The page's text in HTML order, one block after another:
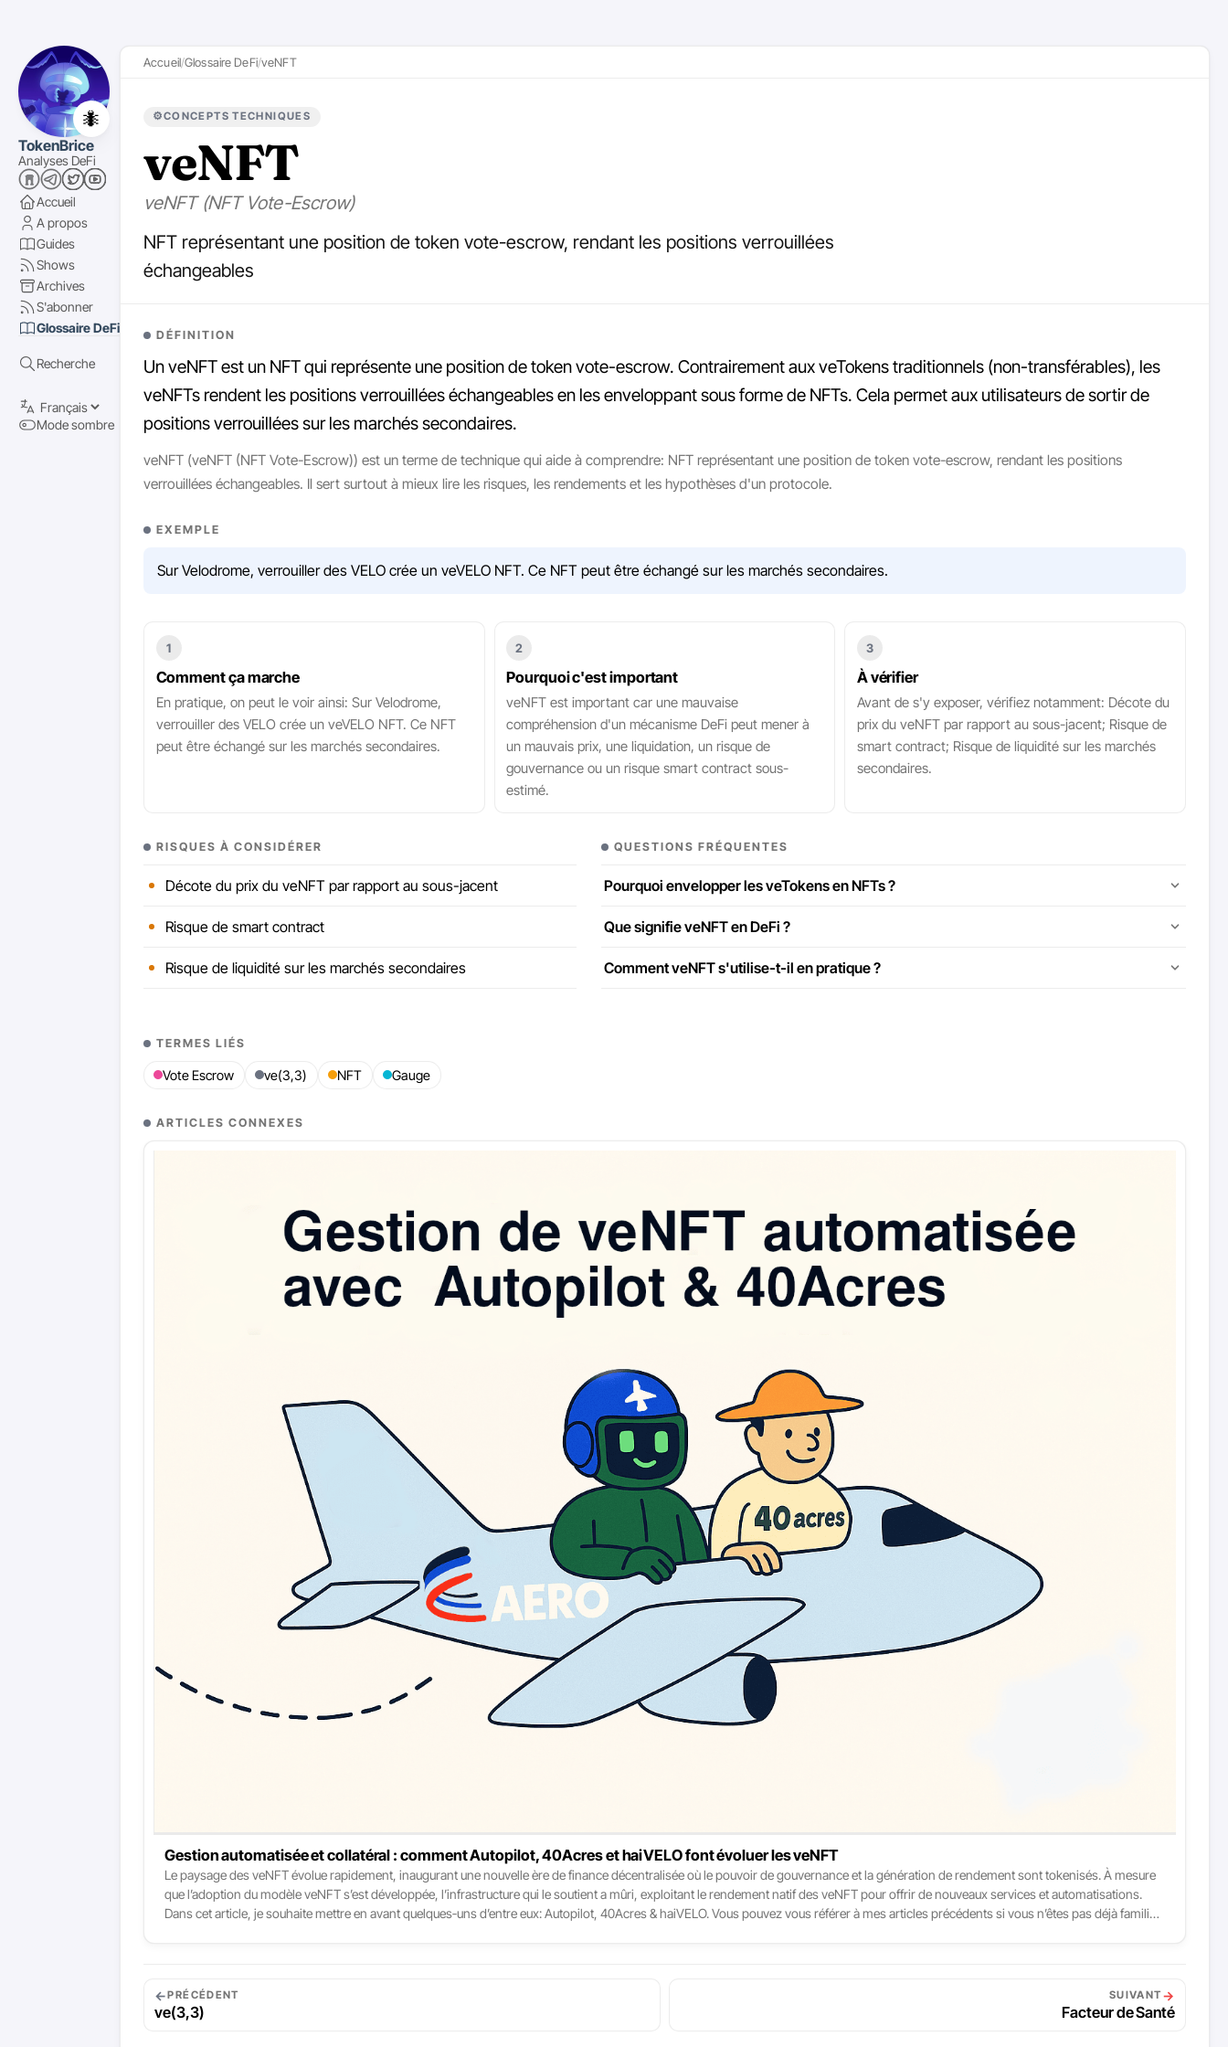
🐜
TokenBrice
Analyses DeFi
Accueil
A propos
Guides
Shows
Archives
S'abonner
Glossaire DeFi
Recherche
Mode sombre
Accueil Glossaire DeFi veNFT
⚙️CONCEPTS TECHNIQUES
veNFT
veNFT (NFT Vote-Escrow)
NFT représentant une position de token vote-escrow, rendant les positions verrouillées
échangeables
DÉFINITION
Un veNFT est un NFT qui représente une position de token vote-escrow. Contrairement aux veTokens traditionnels (non-transférables), les
veNFTs rendent les positions verrouillées échangeables en les enveloppant sous forme de NFTs. Cela permet aux utilisateurs de sortir de
positions verrouillées sur les marchés secondaires.
veNFT (veNFT (NFT Vote-Escrow)) est un terme de technique qui aide à comprendre: NFT représentant une position de token vote-escrow, rendant les positions
verrouillées échangeables. Il sert surtout à mieux lire les risques, les rendements et les hypothèses d'un protocole.
EXEMPLE
Sur Velodrome, verrouiller des VELO crée un veVELO NFT. Ce NFT peut être échangé sur les marchés secondaires.
1
Comment ça marche
En pratique, on peut le voir ainsi: Sur Velodrome,
verrouiller des VELO crée un veVELO NFT. Ce NFT
peut être échangé sur les marchés secondaires.
2
Pourquoi c'est important
veNFT est important car une mauvaise
compréhension d'un mécanisme DeFi peut mener à
un mauvais prix, une liquidation, un risque de
gouvernance ou un risque smart contract sous-
estimé.
3
À vérifier
Avant de s'y exposer, vérifiez notamment: Décote du
prix du veNFT par rapport au sous-jacent; Risque de
smart contract; Risque de liquidité sur les marchés
secondaires.
RISQUES À CONSIDÉRER
Décote du prix du veNFT par rapport au sous-jacent
Risque de smart contract
Risque de liquidité sur les marchés secondaires
QUESTIONS FRÉQUENTES
Pourquoi envelopper les veTokens en NFTs ?
Que signifie veNFT en DeFi ?
Comment veNFT s'utilise-t-il en pratique ?
TERMES LIÉS
Vote Escrow ve(3,3) NFT Gauge
ARTICLES CONNEXES
Gestion automatisée et collatéral : comment Autopilot, 40Acres et haiVELO font évoluer les veNFT
Le paysage des veNFT évolue rapidement, inaugurant une nouvelle ère de finance décentralisée où le pouvoir de gouvernance et la génération de rendement sont tokenisés. À mesure
que l’adoption du modèle veNFT s’est développée, l’infrastructure qui le soutient a mûri, exploitant le rendement natif des veNFT pour offrir de nouveaux services et automatisations.
Dans cet article, je souhaite mettre en avant quelques‑uns d’entre eux: Autopilot, 40Acres & haiVELO. Vous pouvez vous référer à mes articles précédents si vous n’êtes pas déjà familier
←PRÉCÉDENT
ve(3,3)
SUIVANT →
Facteur de Santé